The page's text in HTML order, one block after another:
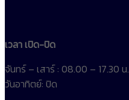
เวลา เปิด-ปิด
จันทร์ – เสาร์ : 08.00 – 17.30 น.
วันอาทิตย์: ปิด